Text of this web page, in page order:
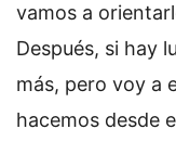
vamos a
Después, si hay
más, pero voy a
hacemos desde